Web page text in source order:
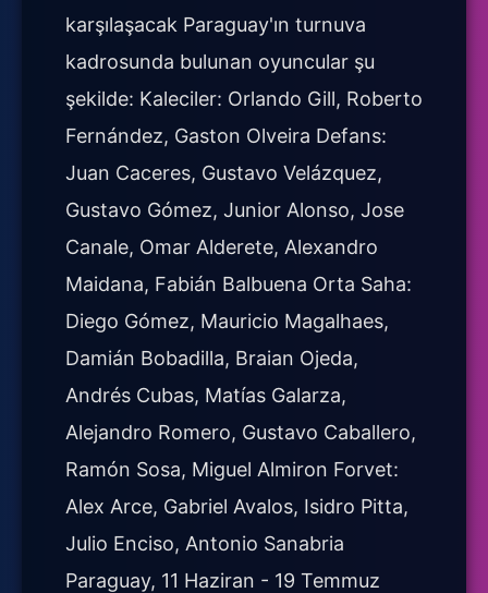
karşılaşacak Paraguay'ın turnuva
kadrosunda bulunan oyuncular şu
şekilde: Kaleciler: Orlando Gill, Roberto
Fernández, Gaston Olveira Defans:
Juan Caceres, Gustavo Velázquez,
Gustavo Gómez, Junior Alonso, Jose
Canale, Omar Alderete, Alexandro
Maidana, Fabián Balbuena Orta Saha:
Diego Gómez, Mauricio Magalhaes,
Damián Bobadilla, Braian Ojeda,
Andrés Cubas, Matías Galarza,
Alejandro Romero, Gustavo Caballero,
Ramón Sosa, Miguel Almiron Forvet:
Alex Arce, Gabriel Avalos, Isidro Pitta,
Julio Enciso, Antonio Sanabria
Paraguay, 11 Haziran - 19 Temmuz